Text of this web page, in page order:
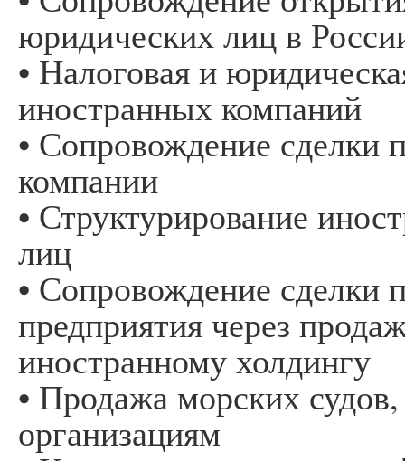
юридических лиц в
• Налоговая и
иностранных компаний
• Сопровождение сделки
компании
• Структурирование
лиц
• Сопровождение сделки
предприятия через
иностранному холдингу
• Продажа морских
организациям